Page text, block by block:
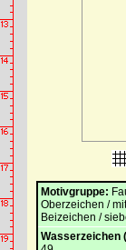
Motivgruppe:
Oberzeichen /
Beizeichen /
Wasserzeichen